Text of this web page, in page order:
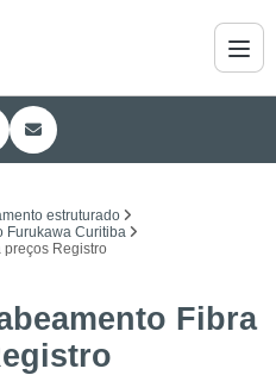
estruturado
Furukawa Curitiba
Registro
Fibra